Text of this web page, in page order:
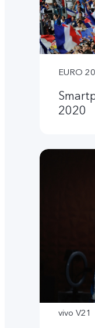
EURO
2020
vivo V21